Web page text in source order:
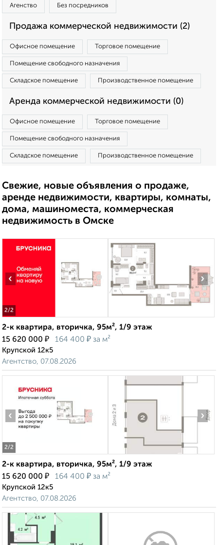
Агенство Без посредников
Продажа коммерческой недвижимости (2)
Офисное помещение Торговое помещение
Помещение свободного назначения
Складское помещение Производственное помещение
Аренда коммерческой недвижимости (0)
Офисное помещение Торговое помещение
Помещение свободного назначения
Складское помещение Производственное помещение
Свежие, новые объявления о продаже,
аренде недвижимости, квартиры, комнаты,
дома, машиноместа, коммерческая
недвижимость в Омске
2/2
‹ ›
2-к квартира, вторичка, 95м², 1/9 этаж
15 620 000 ₽ 164 400 ₽ за м²
Крупской 12к5
Агентство, 07.08.2026
2/2
‹ ›
2-к квартира, вторичка, 95м², 1/9 этаж
15 620 000 ₽ 164 400 ₽ за м²
Крупской 12к5
Агентство, 07.08.2026